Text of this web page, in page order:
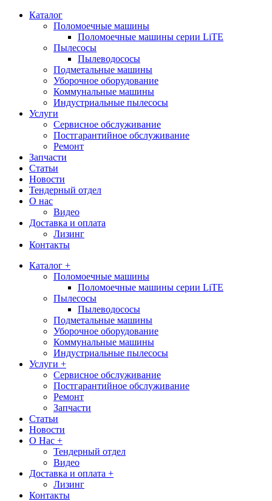
Каталог
Поломоечные машины
Поломоечные машины серии LiTE
Пылесосы
Пылеводососы
Подметальные машины
Уборочное оборудование
Коммунальные машины
Индустриальные пылесосы
Услуги
Сервисное обслуживание
Постгарантийное обслуживание
Ремонт
Запчасти
Статьи
Новости
Тендерный отдел
О нас
Видео
Доставка и оплата
Лизинг
Контакты
Каталог +
Поломоечные машины
Поломоечные машины серии LiTE
Пылесосы
Пылеводососы
Подметальные машины
Уборочное оборудование
Коммунальные машины
Индустриальные пылесосы
Услуги +
Сервисное обслуживание
Постгарантийное обслуживание
Ремонт
Запчасти
Статьи
Новости
О Нас +
Тендерный отдел
Видео
Доставка и оплата +
Лизинг
Контакты